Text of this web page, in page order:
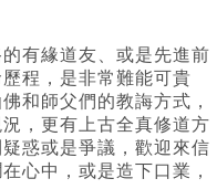
有緣道友、或是先進前
程，是非常難能可貴
和師父們的教誨方式，
，更有上古全真修道方
惑或是爭議，歡迎來信
心中，或是造下口業，